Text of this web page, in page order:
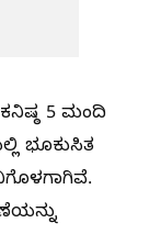
5 ಮಂದಿ
ಭೂಕುಸಿತ